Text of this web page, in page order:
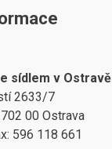
sídlem v Ostravě
2633/7
00 Ostrava
596 118 661